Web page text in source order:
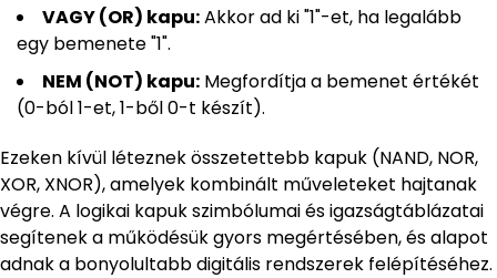
VAGY (OR) kapu:Akkor ad ki "1"-et, ha legalább
egy bemenete "1".
NEM (NOT) kapu: Megfordítja a bemenet értékét
(0-ból 1-et, 1-ből 0-t készít).
Ezeken kívül léteznek összetettebb kapuk (NAND, NOR,
XOR, XNOR), amelyek kombinált műveleteket hajtanak
végre. A logikai kapuk szimbólumai és igazságtáblázatai
segítenek a működésük gyors megértésében, és alapot
adnak a bonyolultabb digitális rendszerek felépítéséhez.